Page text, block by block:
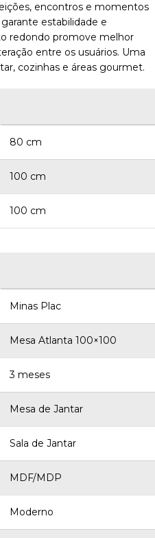
encontros e momentos
estabilidade e
redondo promove melhor
entre os usuários. Uma
cozinhas e áreas gourmet.
80 cm
100 cm
100 cm
Minas Plac
Mesa Atlanta 100×100
3 meses
Mesa de Jantar
Sala de Jantar
MDF/MDP
Moderno